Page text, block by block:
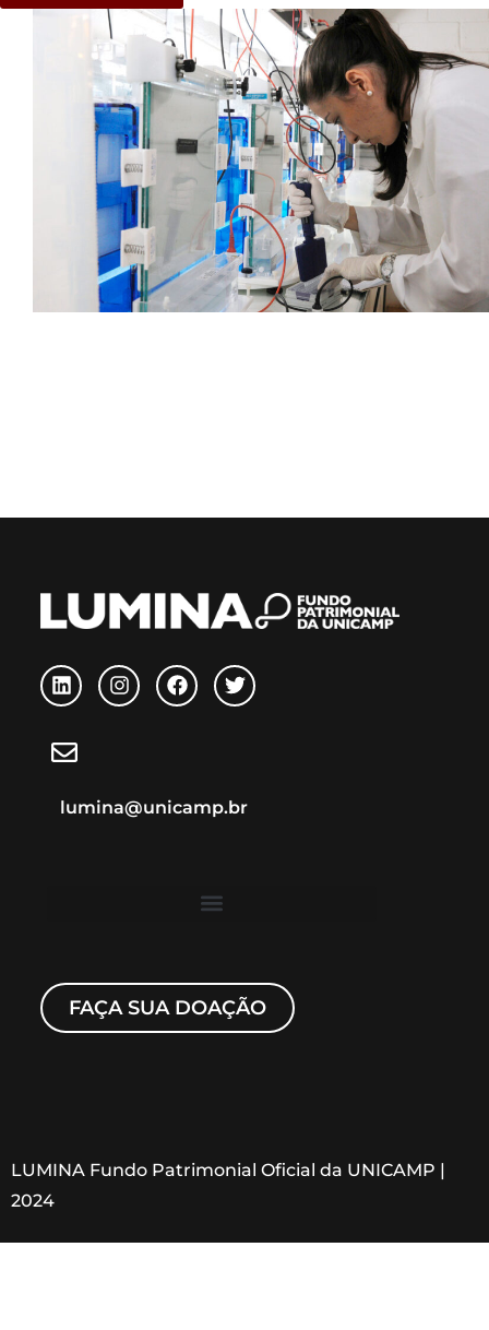
lumina@unicamp.br
FAÇA SUA DOAÇÃO
LUMINA Fundo Patrimonial Oficial da UNICAMP |
2024